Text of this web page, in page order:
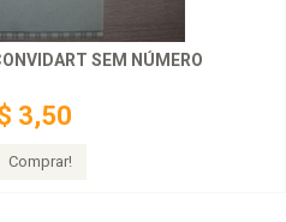
SEM NÚMERO
3,50
Comprar!